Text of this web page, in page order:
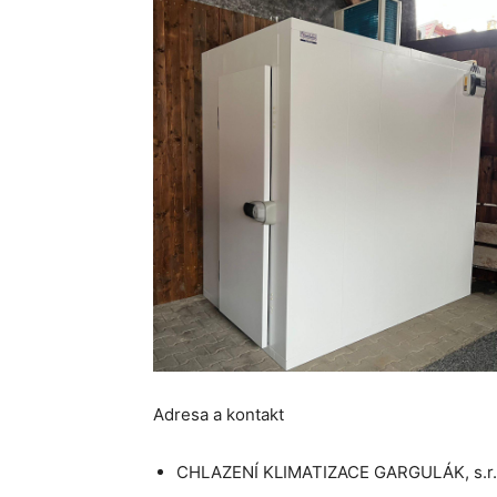
Adresa a kontakt
CHLAZENÍ KLIMATIZACE GARGULÁK,